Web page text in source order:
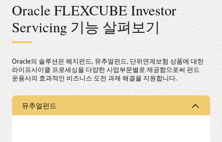
Oracle FLEXCUBE Investor
Servicing 기능 살펴보기
Oracle의 솔루션은 헤지펀드, 뮤추얼펀드, 단위연계보험 상품에 대한
라이프사이클 프로세싱을 다양한 사업부문별로 제공함으로써 펀드
운용사의 효과적인 비즈니스 도전 과제 해결을 지원합니다.
뮤추얼펀드